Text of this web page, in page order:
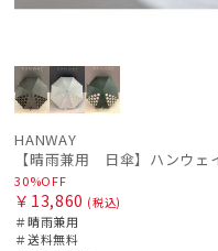
HANWAY
30%OFF
￥13,860 (税込)
＃晴雨兼用
＃送料無料